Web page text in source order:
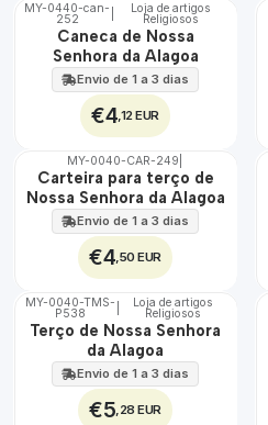
🇵🇹
100%
MY-0440-can-
252
Loja de artigos
Religiosos
Caneca de Nossa
Senhora da Alagoa
Envio de 1 a 3 dias
€4,12 EUR
🇵🇹
100%
MY-0040-CAR-249
Carteira para terço de
Nossa Senhora da Alagoa
Envio de 1 a 3 dias
€4 ,50 EUR
🇵🇹
100%
MY-0040-TMS-
P538
Loja de artigos
Religiosos
Terço de Nossa Senhora
da Alagoa
Envio de 1 a 3 dias
€5 ,28 EUR